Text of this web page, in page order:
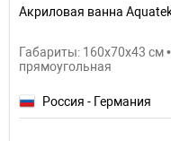
Акриловая ванна
Габариты: 160x70x43 см
прямоугольная
Россия - Германия